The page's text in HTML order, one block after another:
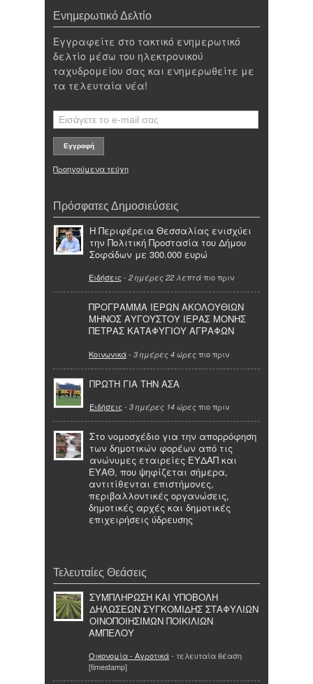
Ενημερωτικό Δελτίο
Εγγραφείτε στο τακτικό ενημερωτικό
δελτίο μέσω του ηλεκτρονικού
ταχυδρομείου σας και ενημερωθείτε με
τα τελευταία νέα!
Προηγούμενα τεύχη
Πρόσφατες Δημοσιεύσεις
Η Περιφέρεια Θεσσαλίας ενισχύει
την Πολιτική Προστασία του Δήμου
Σοφάδων με 300.000 ευρώ
Ειδήσεις - 2 ημέρες 22 λεπτά πιο πριν
ΠΡΟΓΡΑΜΜΑ ΙΕΡΩΝ ΑΚΟΛΟΥΘΙΩΝ
ΜΗΝΟΣ ΑΥΓΟΥΣΤΟΥ ΙΕΡΑΣ ΜΟΝΗΣ
ΠΕΤΡΑΣ ΚΑΤΑΦΥΓΙΟΥ ΑΓΡΑΦΩΝ
Κοινωνικά- 3 ημέρες 4 ώρες πιο πριν
ΠΡΩΤΗ ΓΙΑ ΤΗΝ ΑΣΑ
Ειδήσεις - 3 ημέρες 14 ώρες πιο πριν
Στο νομοσχέδιο για την απορρόφηση
των δημοτικών φορέων από τις
ανώνυμες εταιρείες ΕΥΔΑΠ και
ΕΥΑΘ, που ψηφίζεται σήμερα,
αντιτίθενται επιστήμονες,
περιβαλλοντικές οργανώσεις,
δημοτικές αρχές και δημοτικές
επιχειρήσεις ύδρευσης
Τελευταίες Θεάσεις
ΣΥΜΠΛΗΡΩΣΗ ΚΑΙ ΥΠΟΒΟΛΗ
ΔΗΛΩΣΕΩΝ ΣΥΓΚΟΜΙΔΗΣ ΣΤΑΦΥΛΙΩΝ
ΟΙΝΟΠΟΙΗΣΙΜΩΝ ΠΟΙΚΙΛΙΩΝ
ΑΜΠΕΛΟΥ
Οικονομία - Αγροτικά- τελευταία θέαση
[timestamp]